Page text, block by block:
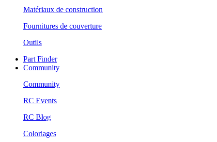
Matériaux de construction
Fournitures de couverture
Outils
Part Finder
Community
Community
RC Events
RC Blog
Coloriages